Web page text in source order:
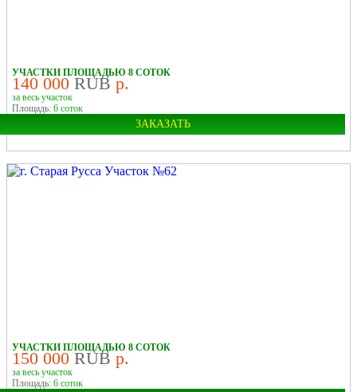
Поиск земельных участков на карте
УЧАСТКИ ПЛОЩАДЬЮ 8 СОТОК
140 000 RUB р.
за весь участок
Площадь: 6 соток
ЗАКАЗАТЬ
Город:
УЧАСТКИ ПЛОЩАДЬЮ 8 СОТОК
150 000 RUB р.
за весь участок
Площадь: 6 соток